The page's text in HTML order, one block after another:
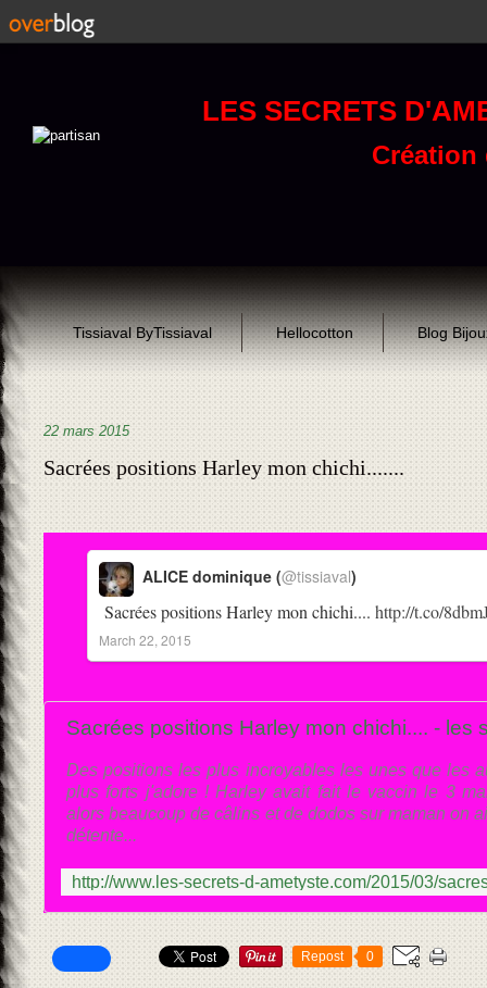
LES SECRETS
Création
Tissiaval ByTissiaval Hellocotton Blog
22 mars 2015
Sacrées positions Harley mon chichi.......
Sacrées positions Harley mon chichi.... http://t.co/
ALICE dominique (@tissiaval)
March 22, 2015
Sacrées positions Harley mon chichi.... - les
Des positions les plus incroyables les unes que les
plus forts j'adore ! Harley avait fait le vaccin le 3
alors beaucoup de câlins et de dodos sur maman on
détente...
Repost 0